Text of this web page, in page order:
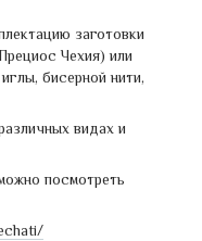
заготовки
Чехия) или
бисерной нити,
видах и
посмотреть